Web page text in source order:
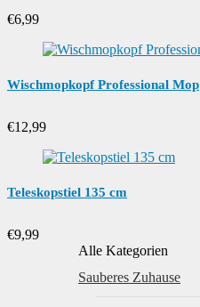
€6,99
Wischmopkopf Professional Mop
€12,99
Teleskopstiel 135 cm
€9,99
Alle Kategorien
Sauberes Zuhause